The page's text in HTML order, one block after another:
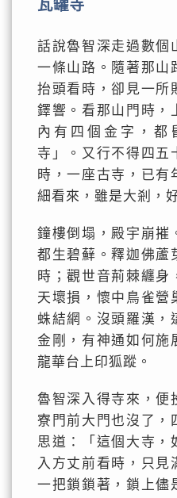
瓦罐寺
話說魯智深走過數個
一條山路。隨著那山
抬頭看時，卻見一所
鐸響。看那山門時，
內有四個金字，都
寺」。又行不得四五
時，一座古寺，已有
細看來，雖是大剎，
鐘樓倒塌，殿宇崩摧
都生碧蘚。釋迦佛蘆
時；觀世音荊棘纏身
天壞損，懷中鳥雀營
蛛結網。沒頭羅漢，
金剛，有神通如何施
龍華台上印狐蹤。
魯智深入得寺來，便
寮門前大門也沒了，
思道：「這個大寺，
入方丈前看時，只見
一把鎖鎖著，鎖上儘